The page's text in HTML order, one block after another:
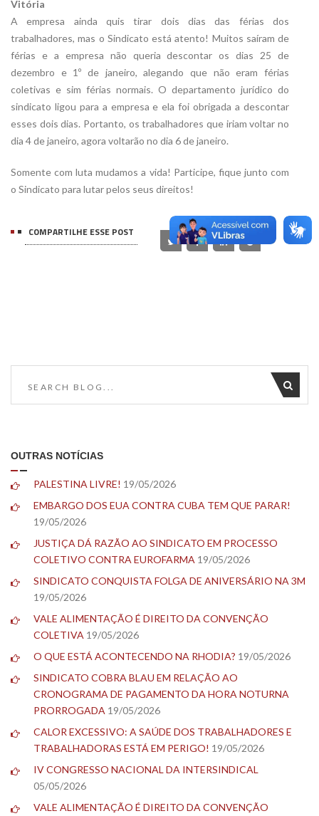
Vitória
A empresa ainda quis tirar dois dias das férias dos
trabalhadores, mas o Sindicato está atento! Muitos saíram de
férias e a empresa não queria descontar os dias 25 de
dezembro e 1º de janeiro, alegando que não eram férias
coletivas e sim férias normais. O departamento jurídico do
sindicato ligou para a empresa e ela foi obrigada a descontar
esses dois dias. Portanto, os trabalhadores que iriam voltar no
dia 4 de janeiro, agora voltarão no dia 6 de janeiro.
Somente com luta mudamos a vida! Participe, fique junto com
o Sindicato para lutar pelos seus direitos!
COMPARTILHE ESSE POST
OUTRAS NOTÍCIAS
PALESTINA LIVRE! 19/05/2026
EMBARGO DOS EUA CONTRA CUBA TEM QUE PARAR!
19/05/2026
JUSTIÇA DÁ RAZÃO AO SINDICATO EM PROCESSO
COLETIVO CONTRA EUROFARMA 19/05/2026
SINDICATO CONQUISTA FOLGA DE ANIVERSÁRIO NA 3M
19/05/2026
VALE ALIMENTAÇÃO É DIREITO DA CONVENÇÃO
COLETIVA 19/05/2026
O QUE ESTÁ ACONTECENDO NA RHODIA? 19/05/2026
SINDICATO COBRA BLAU EM RELAÇÃO AO
CRONOGRAMA DE PAGAMENTO DA HORA NOTURNA
PRORROGADA 19/05/2026
CALOR EXCESSIVO: A SAÚDE DOS TRABALHADORES E
TRABALHADORAS ESTÁ EM PERIGO! 19/05/2026
IV CONGRESSO NACIONAL DA INTERSINDICAL
05/05/2026
VALE ALIMENTAÇÃO É DIREITO DA CONVENÇÃO